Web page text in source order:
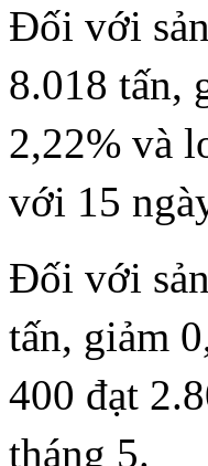
Đối với
8.018 tấn,
2,22% và
với 15
Đối với
tấn, giảm
400 đạt
tháng 5.